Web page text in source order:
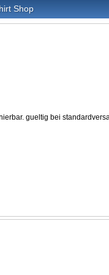
Shop
gueltig bei